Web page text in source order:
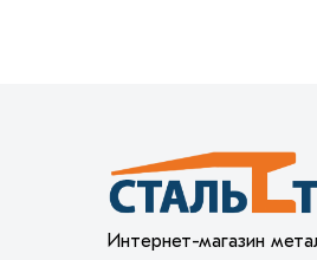
Интернет-магазин